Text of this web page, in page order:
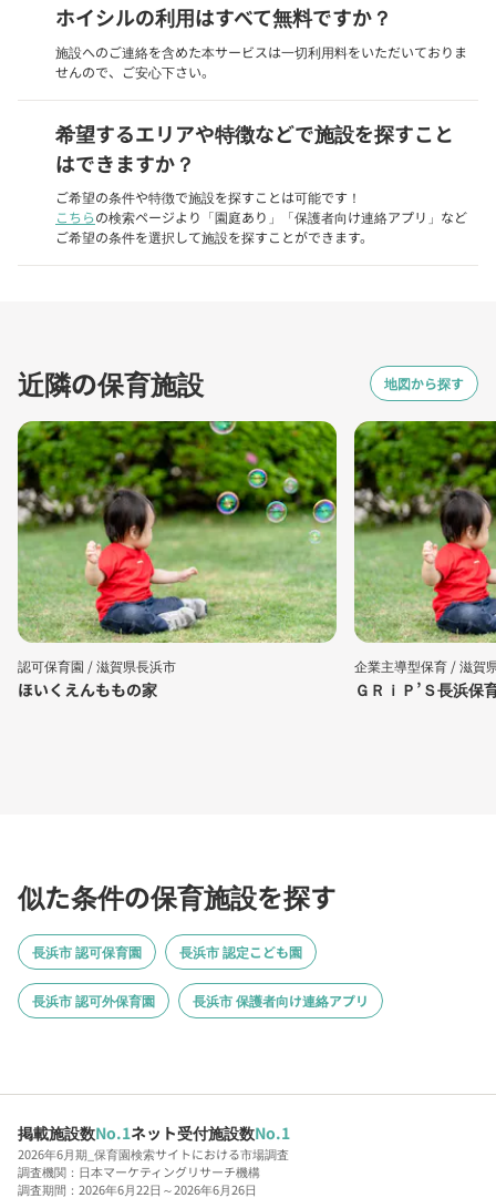
ホイシルの利用はすべて無料ですか？
施設へのご連絡を含めた本サービスは一切利用料をいただいておりま
せんので、ご安心下さい。
希望するエリアや特徴などで施設を探すこと
はできますか？
ご希望の条件や特徴で施設を探すことは可能です！
こちらの検索ページより「園庭あり」「保護者向け連絡アプリ」など
ご希望の条件を選択して施設を探すことができます。
近隣の保育施設 地図から探す
認可保育園 /滋賀県長浜市
ほいくえんももの家
企業主導型保育 /滋賀
ＧＲｉＰ’Ｓ長浜保
似た条件の保育施設を探す
長浜市 認可保育園 長浜市 認定こども園
長浜市 認可外保育園 長浜市 保護者向け連絡アプリ
掲載施設数No.1ネット受付施設数No.1
2026年6月期_保育園検索サイトにおける市場調査
調査機関：日本マーケティングリサーチ機構
調査期間：2026年6月22日～2026年6月26日